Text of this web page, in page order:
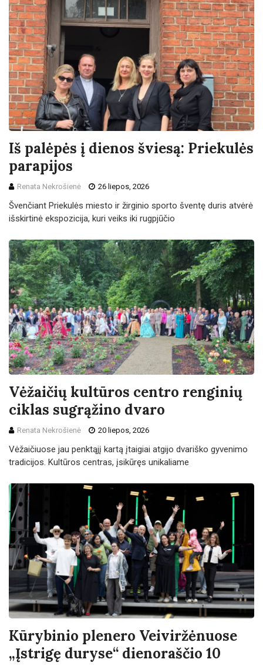
Iš palėpės į dienos šviesą: Priekulės
parapijos
Renata Nekrošienė 26 liepos, 2026
Švenčiant Priekulės miesto ir žirginio sporto šventę duris atvėrė
išskirtinė ekspozicija, kuri veiks iki rugpjūčio
Vėžaičių kultūros centro renginių
ciklas sugrąžino dvaro
Renata Nekrošienė 20 liepos, 2026
Vėžaičiuose jau penktąjį kartą įtaigiai atgijo dvariško gyvenimo
tradicijos. Kultūros centras, įsikūręs unikaliame
Kūrybinio plenero Veiviržėnuose
„Įstrigę duryse“ dienoraščio 10